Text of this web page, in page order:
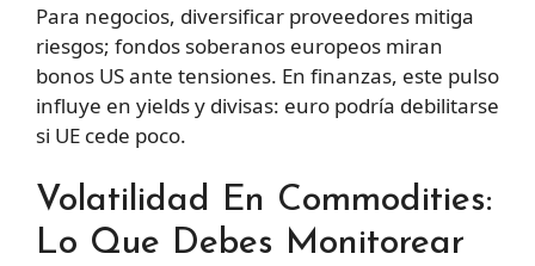
Para negocios, diversificar proveedores mitiga
riesgos; fondos soberanos europeos miran
bonos US ante tensiones. En finanzas, este pulso
influye en yields y divisas: euro podría debilitarse
si UE cede poco.
Volatilidad En Commodities:
Lo Que Debes Monitorear